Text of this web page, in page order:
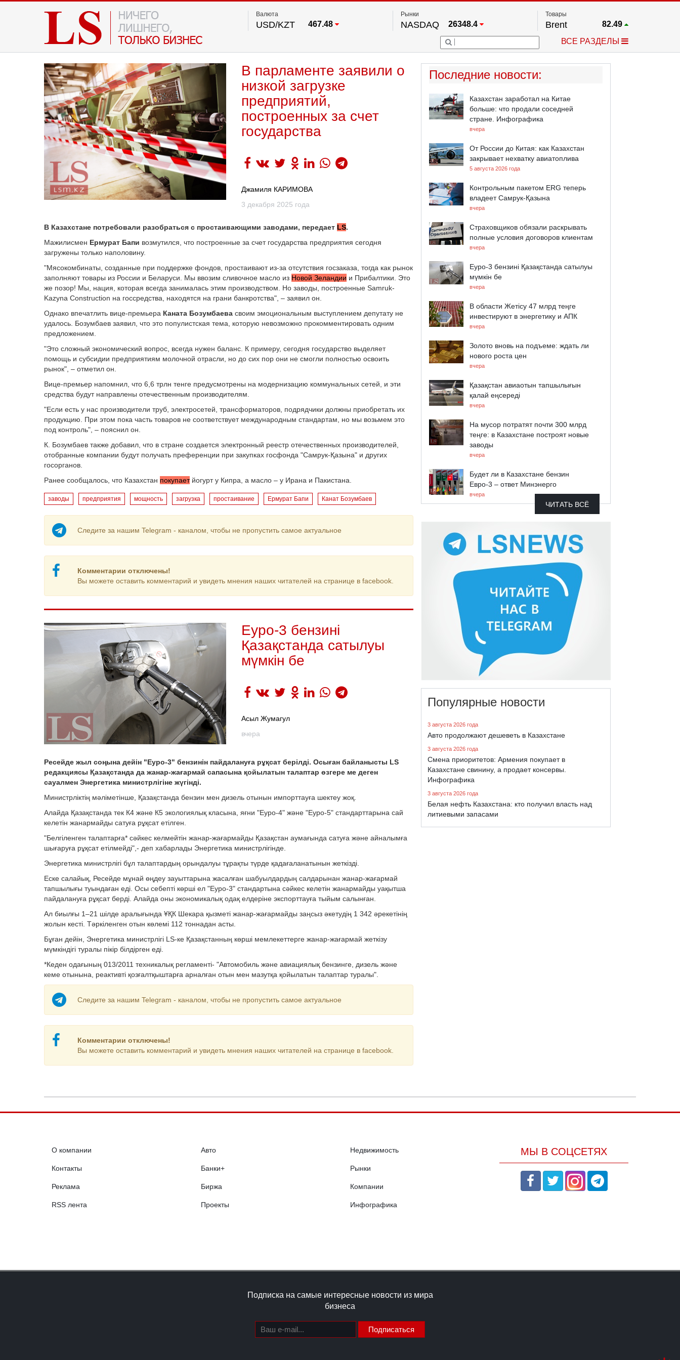
Валюта
USD/KZT 467.48
Рынки
NASDAQ 26348.4
FTSE 100 67.17
53885.1
S&P 500
24484.1
Товары
Brent 82.49
Платина
2.631
ВСЕ РАЗДЕЛЫ
В парламенте заявили о
низкой загрузке
предприятий,
построенных за счет
государства
Джамиля КАРИМОВА
3 декабря 2025 года
В Казахстане потребовали разобраться с простаивающими заводами, передает LS.
Мажилисмен Ермурат Бапи возмутился, что построенные за счет государства предприятия сегодня
загружены только наполовину.
"Мясокомбинаты, созданные при поддержке фондов, простаивают из-за отсутствия госзаказа, тогда как рынок
заполняют товары из России и Беларуси. Мы ввозим сливочное масло из Новой Зеландии и Прибалтики. Это
же позор! Мы, нация, которая всегда занималась этим производством. Но заводы, построенные Samruk-
Kazyna Construction на госсредства, находятся на грани банкротства", – заявил он.
Однако впечатлить вице-премьера Каната Бозумбаева своим эмоциональным выступлением депутату не
удалось. Бозумбаев заявил, что это популистская тема, которую невозможно прокомментировать одним
предложением.
"Это сложный экономический вопрос, всегда нужен баланс. К примеру, сегодня государство выделяет
помощь и субсидии предприятиям молочной отрасли, но до сих пор они не смогли полностью освоить
рынок", – отметил он.
Вице-премьер напомнил, что 6,6 трлн тенге предусмотрены на модернизацию коммунальных сетей, и эти
средства будут направлены отечественным производителям.
"Если есть у нас производители труб, электросетей, трансформаторов, подрядчики должны приобретать их
продукцию. При этом пока часть товаров не соответствует международным стандартам, но мы возьмем это
под контроль", – пояснил он.
К. Бозумбаев также добавил, что в стране создается электронный реестр отечественных производителей,
отобранные компании будут получать преференции при закупках госфонда "Самрук-Қазына" и других
госорганов.
Ранее сообщалось, что Казахстан покупаетйогурт у Кипра, а масло – у Ирана и Пакистана.
заводы предприятия мощность загрузка простаивание Ермурат Бапи Канат Бозумбаев
Следите за нашим Telegram - каналом, чтобы не пропустить самое актуальное
Комментарии отключены!
Вы можете оставить комментарий и увидеть мнения наших читателей на странице в facebook.
Еуро-3 бензині
Қазақстанда сатылуы
мүмкін бе
Асыл Жумагул
вчера
Ресейде жыл соңына дейін "Еуро-3" бензинін пайдалануға рұқсат берілді. Осыған байланысты LS
редакциясы Қазақстанда да жанар-жағармай сапасына қойылатын талаптар өзгере ме деген
сауалмен Энергетика министрлігіне жүгінді.
Министрліктің мәліметінше, Қазақстанда бензин мен дизель отынын импорттауға шектеу жоқ.
Алайда Қазақстанда тек К4 және К5 экологиялық класына, яғни "Еуро-4" және "Еуро-5" стандарттарына сай
келетін жанармайды сатуға рұқсат етілген.
"Белгіленген талаптарға* сәйкес келмейтін жанар-жағармайды Қазақстан аумағында сатуға және айналымға
шығаруға рұқсат етілмейді",- деп хабарлады Энергетика министрлігінде.
Энергетика министрлігі бұл талаптардың орындалуы тұрақты түрде қадағаланатынын жеткізді.
Еске салайық, Ресейде мұнай өңдеу зауыттарына жасалған шабуылдардың салдарынан жанар-жағармай
тапшылығы туындаған еді. Осы себепті көрші ел "Еуро-3" стандартына сәйкес келетін жанармайды уақытша
пайдалануға рұқсат берді. Алайда оны экономикалық одақ елдеріне экспорттауға тыйым салынған.
Ал биылғы 1–21 шілде аралығында ҰҚК Шекара қызметі жанар-жағармайды заңсыз әкетудің 1 342 әрекетінің
жолын кесті. Тәркіленген отын көлемі 112 тоннадан асты.
Бұған дейін, Энергетика министрлігі LS-ке Қазақстанның көрші мемлекеттерге жанар-жағармай жеткізу
мүмкіндігі туралы пікір білдірген еді.
*Кеден одағының 013/2011 техникалық регламенті- "Автомобиль және авиациялық бензинге, дизель және
кеме отынына, реактивті қозғалтқыштарға арналған отын мен мазутқа қойылатын талаптар туралы".
Следите за нашим Telegram - каналом, чтобы не пропустить самое актуальное
Комментарии отключены!
Вы можете оставить комментарий и увидеть мнения наших читателей на странице в facebook.
Последние новости:
Казахстан заработал на Китае
больше: что продали соседней
стране. Инфографика
вчера
От России до Китая: как Казахстан
закрывает нехватку авиатоплива
5 августа 2026 года
Контрольным пакетом ERG теперь
владеет Самрук-Қазына
вчера
Страховщиков обязали раскрывать
полные условия договоров клиентам
вчера
Еуро-3 бензині Қазақстанда сатылуы
мүмкін бе
вчера
В области Жетісу 47 млрд теңге
инвестируют в энергетику и АПК
вчера
Золото вновь на подъеме: ждать ли
нового роста цен
вчера
Қазақстан авиаотын тапшылығын
қалай еңсереді
вчера
На мусор потратят почти 300 млрд
теңге: в Казахстане построят новые
заводы
вчера
Будет ли в Казахстане бензин
Евро-3 – ответ Минэнерго
вчера
ЧИТАТЬ ВСЁ
Популярные новости
3 августа 2026 года
Авто продолжают дешеветь в Казахстане
3 августа 2026 года
Смена приоритетов: Армения покупает в
Казахстане свинину, а продает консервы.
Инфографика
3 августа 2026 года
Белая нефть Казахстана: кто получил власть над
литиевыми запасами
О компании
Контакты
Реклама
RSS лента
Авто
Банки+
Биржа
Проекты
Недвижимость
Рынки
Компании
Инфографика
МЫ В СОЦСЕТЯХ
Подписка на самые интересные новости из мира
бизнеса
Подписаться